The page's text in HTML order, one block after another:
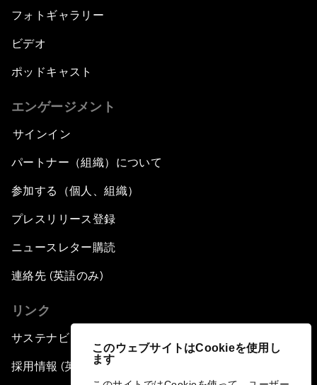
このウェブサイトはCookieを使用し
ます
フォトギャラリー
ビデオ
ポッドキャスト
エンゲージメント
サインイン
パートナー（組織）について
参加する（個人、組織）
プレスリリース登録
ニュースレター購読
連絡先 (英語のみ)
リンク
サステナビリティへの取り組み
採用情報 (英語のみ)